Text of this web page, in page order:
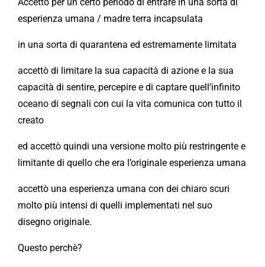
esperienza umana / madre terra incapsulata
in una sorta di quarantena ed estremamente limitata
accettò di limitare la sua capacità di azione e la sua
capacità di sentire, percepire e di captare quell’infinito
oceano di segnali con cui la vita comunica con tutto il
creato
ed accettò quindi una versione molto più restringente e
limitante di quello che era l’originale esperienza umana
accettò una esperienza umana con dei chiaro scuri
molto più intensi di quelli implementati nel suo
disegno originale.
Questo perchè?